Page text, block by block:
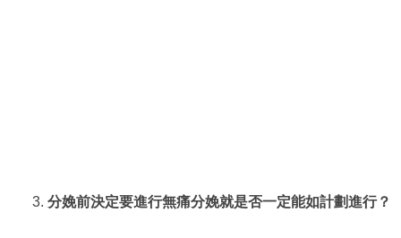
分娩前決定要進行無痛分娩就是否一定能如計劃進行？